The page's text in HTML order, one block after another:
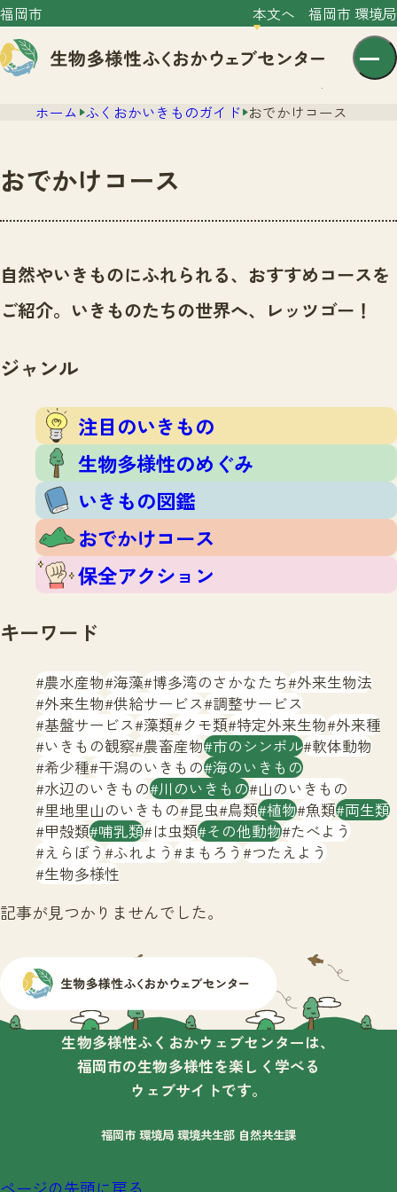
福岡市 本文へ 福岡市 環境局
文字サイズ 小 中 大
センター紹介
センター紹介TOP
サイトポリシー
ニュース
いきものガイド
注目のいきもの
生物多様性のめぐみ
いきもの図鑑
おでかけコース
保全アクション
イベント
いきもの調査隊
調査レポート
調査レポートTOP
調査結果
ふくおかいきものマップ
マッチング
マッチングTOP
掲載申し込みフォーム
お問合せ
生物多様性ふくおかウェブセンターとは
サイトマップ
ホーム ふくおかいきものガイド おでかけコース
おでかけコース
自然やいきものにふれられる、おすすめコースを
ご紹介。いきものたちの世界へ、レッツゴー！
ジャンル
注目のいきもの
生物多様性のめぐみ
いきもの図鑑
おでかけコース
保全アクション
キーワード
農水産物 海藻 博多湾のさかなたち 外来生物法
外来生物 供給サービス 調整サービス
基盤サービス 藻類 クモ類 特定外来生物 外来種
いきもの観察 農畜産物 市のシンボル 軟体動物
希少種 干潟のいきもの 海のいきもの
水辺のいきもの 川のいきもの 山のいきもの
里地里山のいきもの 昆虫 鳥類 植物 魚類 両生類
甲殻類 哺乳類 は虫類 その他動物 たべよう
えらぼう ふれよう まもろう つたえよう
生物多様性
記事が見つかりませんでした。
生物多様性ふくおかウェブセンターは、
福岡市の生物多様性を楽しく学べる
ウェブサイトです。
福岡市 環境局 環境共生部 自然共生課